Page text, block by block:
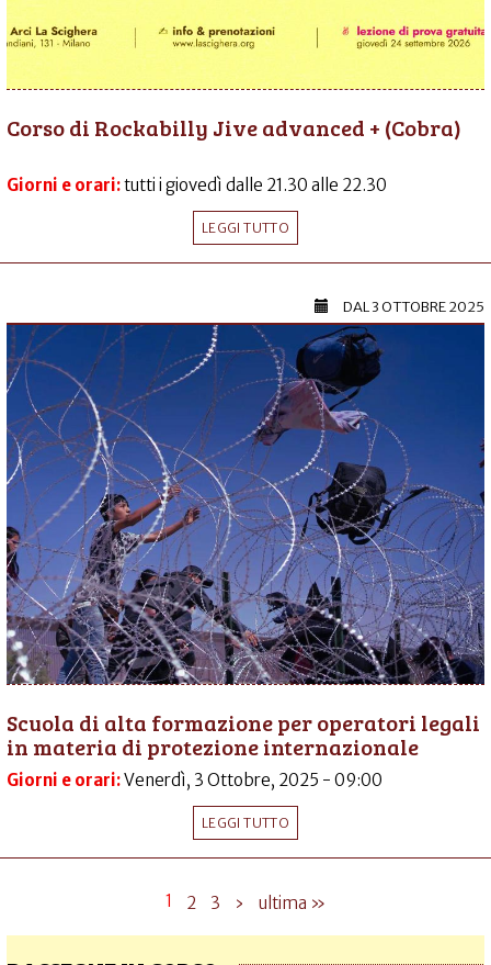
Corso di Rockabilly Jive advanced + (Cobra)
Giorni e orari:tutti i giovedì dalle 21.30 alle 22.30
LEGGI TUTTO
DAL3 OTTOBRE 2025
Scuola di alta formazione per operatori legali
in materia di protezione internazionale
Giorni e orari:Venerdì, 3 Ottobre, 2025 - 09:00
LEGGI TUTTO
1 2 3 › ultima »